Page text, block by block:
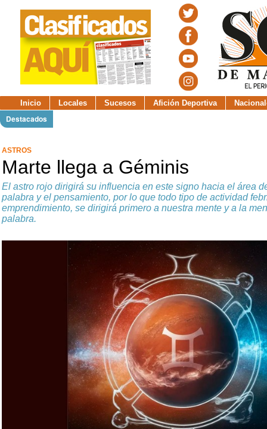
Inicio Locales Sucesos Afición Deportiva
Destacados
ASTROS
Marte llega a Géminis
El astro rojo dirigirá su influencia en este signo hacia el área
palabra y el pensamiento, por lo que todo tipo de actividad
emprendimiento, se dirigirá primero a nuestra mente y a la
palabra.